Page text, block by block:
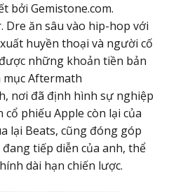
bởi Gemistone.com.
Dre ăn sâu vào hip-hop với
huyền thoại và người cố
những khoản tiền bản
Aftermath
nơi đã định hình sự nghiệp
cổ phiếu Apple còn lại của
lại Beats, cũng đóng góp
tiếp diễn của anh, thể
dài hạn chiến lược.